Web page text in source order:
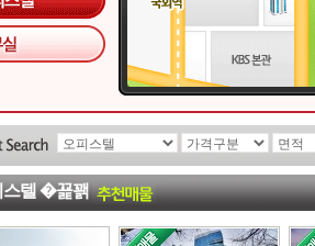
스텔 �꾩꽭